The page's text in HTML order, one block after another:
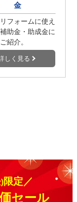
金
フォームに使え
助金・助成金に
紹介。
しく見る
限定／
セール